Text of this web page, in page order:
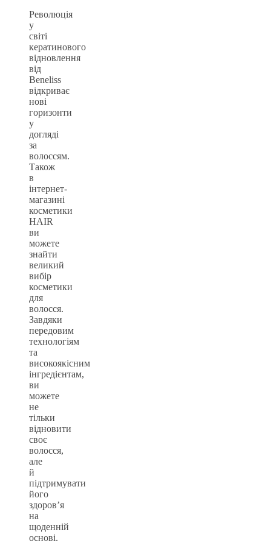
Революція
у
світі
кератинового
відновлення
від
Beneliss
відкриває
нові
горизонти
у
догляді
за
волоссям.
Також
в
інтернет-
магазині
косметики
HAIR
ви
можете
знайти
великий
вибір
косметики
для
волосся.
Завдяки
передовим
технологіям
та
високоякісним
інгредієнтам,
ви
можете
не
тільки
відновити
своє
волосся,
але
й
підтримувати
його
здоров’я
на
щоденній
основі.